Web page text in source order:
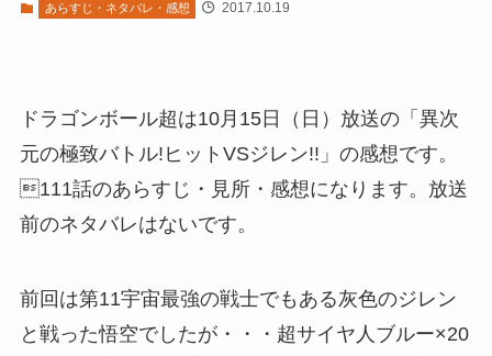
あらすじ・ネタバレ・感想 2017.10.19
ドラゴンボール超は10月15日（日）放送の「異次
元の極致バトル!ヒットVSジレン!!」の感想です。
111話のあらすじ・見所・感想になります。放送
前のネタバレはないです。
前回は第11宇宙最強の戦士でもある灰色のジレン
と戦った悟空でしたが・・・超サイヤ人ブルー×20